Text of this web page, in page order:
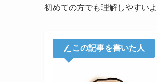
初めての方でも理解しやすい
この記事を書いた人